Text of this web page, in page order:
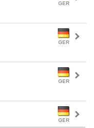
GER
GER
GER
GER